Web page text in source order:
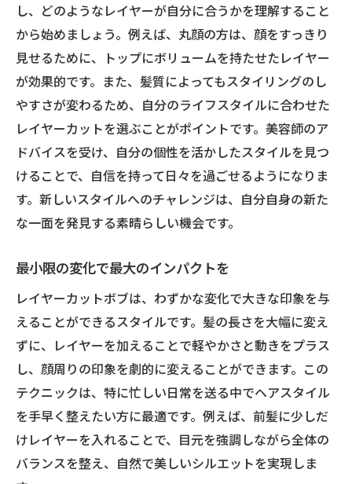
し、どのようなレイヤーが自分に合うかを理解すること
から始めましょう。例えば、丸顔の方は、顔をすっきり
見せるために、トップにボリュームを持たせたレイヤー
が効果的です。また、髪質によってもスタイリングのし
やすさが変わるため、自分のライフスタイルに合わせた
レイヤーカットを選ぶことがポイントです。美容師のア
ドバイスを受け、自分の個性を活かしたスタイルを見つ
けることで、自信を持って日々を過ごせるようになりま
す。新しいスタイルへのチャレンジは、自分自身の新た
な一面を発見する素晴らしい機会です。
最小限の変化で最大のインパクトを
レイヤーカットボブは、わずかな変化で大きな印象を与
えることができるスタイルです。髪の長さを大幅に変え
ずに、レイヤーを加えることで軽やかさと動きをプラス
し、顔周りの印象を劇的に変えることができます。この
テクニックは、特に忙しい日常を送る中でヘアスタイル
を手早く整えたい方に最適です。例えば、前髪に少しだ
けレイヤーを入れることで、目元を強調しながら全体の
バランスを整え、自然で美しいシルエットを実現しま